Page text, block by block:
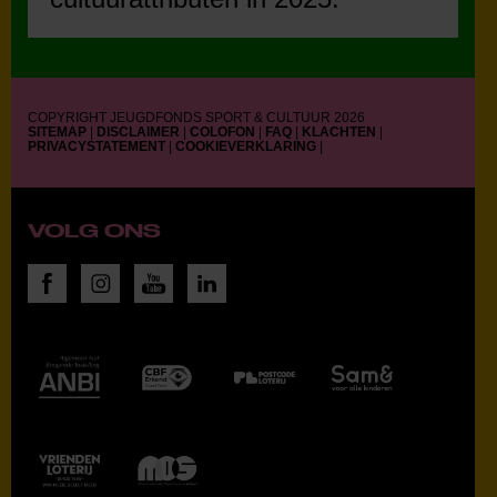
COPYRIGHT JEUGDFONDS SPORT & CULTUUR 2026
SITEMAP
DISCLAIMER COLOFON FAQ KLACHTEN
PRIVACYSTATEMENT
COOKIEVERKLARING
VOLG ONS